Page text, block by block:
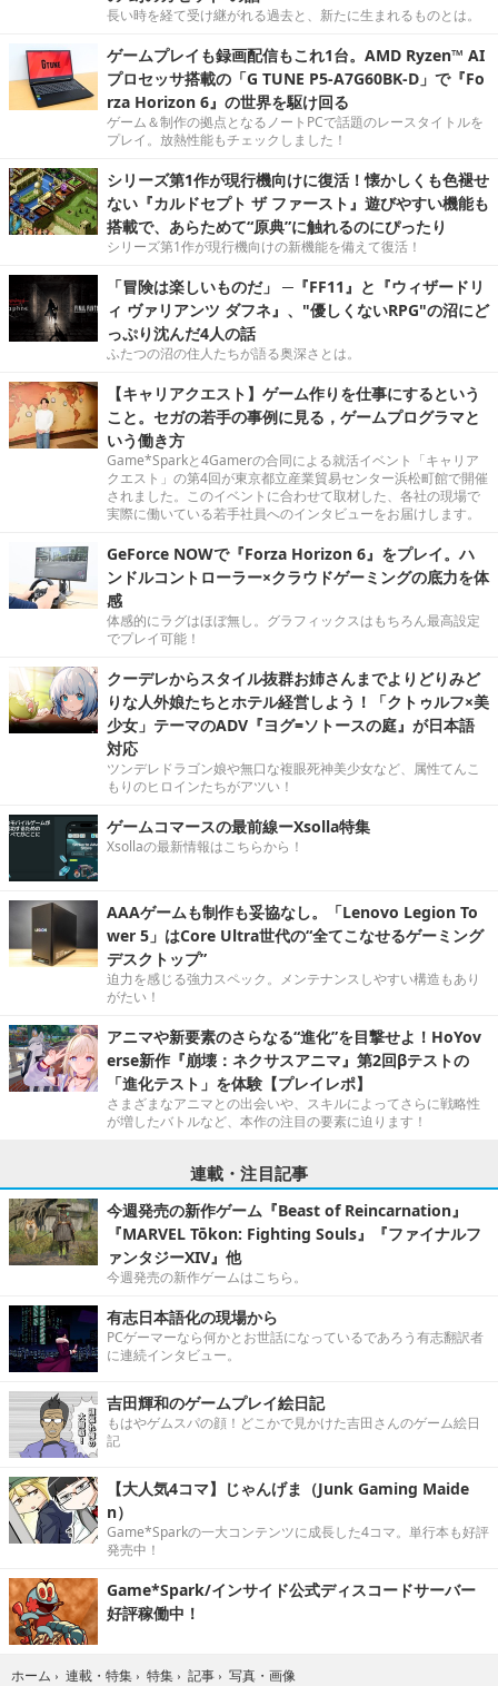
長い時を経て受け継がれる過去と、新たに生まれるものとは。
ゲームプレイも録画配信もこれ1台。AMD Ryzen™ AI
プロセッサ搭載の「G TUNE P5-A7G60BK-D」で『Fo
rza Horizon 6』の世界を駆け回る
ゲーム＆制作の拠点となるノートPCで話題のレースタイトルを
プレイ。放熱性能もチェックしました！
シリーズ第1作が現行機向けに復活！懐かしくも色褪せ
ない『カルドセプト ザ ファースト』遊びやすい機能も
搭載で、あらためて“原典”に触れるのにぴったり
シリーズ第1作が現行機向けの新機能を備えて復活！
「冒険は楽しいものだ」 ─『FF11』と『ウィザードリ
ィ ヴァリアンツ ダフネ』、"優しくないRPG"の沼にど
っぷり沈んだ4人の話
ふたつの沼の住人たちが語る奥深さとは。
【キャリアクエスト】ゲーム作りを仕事にするという
こと。セガの若手の事例に見る，ゲームプログラマと
いう働き方
Game*Sparkと4Gamerの合同による就活イベント「キャリア
クエスト」の第4回が東京都立産業貿易センター浜松町館で開催
されました。このイベントに合わせて取材した、各社の現場で
実際に働いている若手社員へのインタビューをお届けします。
GeForce NOWで『Forza Horizon 6』をプレイ。ハ
ンドルコントローラー×クラウドゲーミングの底力を体
感
体感的にラグはほぼ無し。グラフィックスはもちろん最高設定
でプレイ可能！
クーデレからスタイル抜群お姉さんまでよりどりみど
りな人外娘たちとホテル経営しよう！「クトゥルフ×美
少女」テーマのADV『ヨグ=ソトースの庭』が日本語
対応
ツンデレドラゴン娘や無口な複眼死神美少女など、属性てんこ
もりのヒロインたちがアツい！
ゲームコマースの最前線ーXsolla特集
Xsollaの最新情報はこちらから！
AAAゲームも制作も妥協なし。「Lenovo Legion To
wer 5」はCore Ultra世代の“全てこなせるゲーミング
デスクトップ”
迫力を感じる強力スペック。メンテナンスしやすい構造もあり
がたい！
アニマや新要素のさらなる“進化”を目撃せよ！HoYov
erse新作『崩壊：ネクサスアニマ』第2回βテストの
「進化テスト」を体験【プレイレポ】
さまざまなアニマとの出会いや、スキルによってさらに戦略性
が増したバトルなど、本作の注目の要素に迫ります！
連載・注目記事
今週発売の新作ゲーム『Beast of Reincarnation』
『MARVEL Tōkon: Fighting Souls』『ファイナルフ
ァンタジーXIV』他
今週発売の新作ゲームはこちら。
有志日本語化の現場から
PCゲーマーなら何かとお世話になっているであろう有志翻訳者
に連続インタビュー。
吉田輝和のゲームプレイ絵日記
もはやゲムスパの顔！どこかで見かけた吉田さんのゲーム絵日
記
【大人気4コマ】じゃんげま（Junk Gaming Maide
n）
Game*Sparkの一大コンテンツに成長した4コマ。単行本も好評
発売中！
Game*Spark/インサイド公式ディスコードサーバー
好評稼働中！
ホーム › 連載・特集 › 特集 › 記事 › 写真・画像